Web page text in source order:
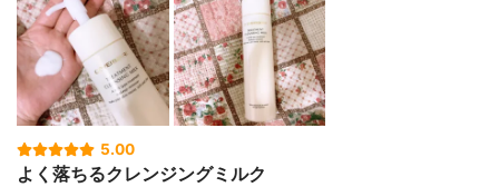
5.00
よく落ちるクレンジングミルク